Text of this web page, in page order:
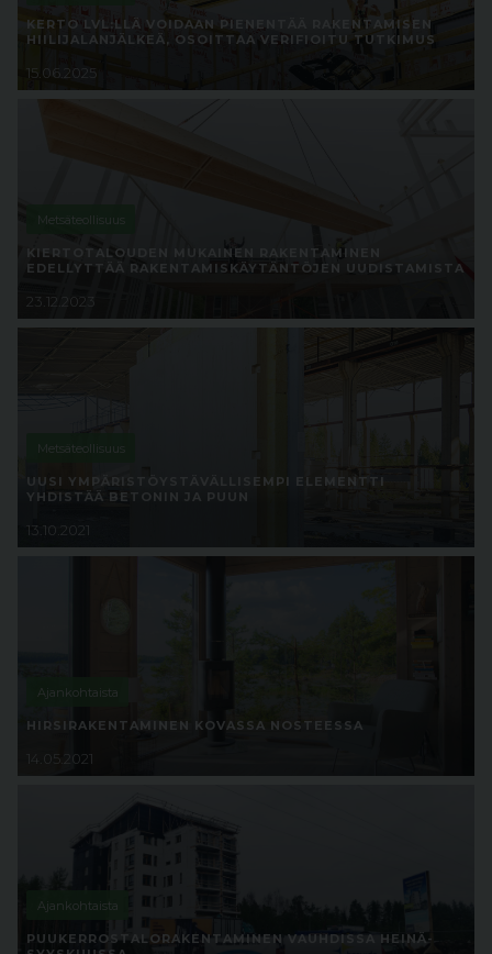
KERTO LVL:LLÄ VOIDAAN PIENENTÄÄ RAKENTAMISEN
HIILIJALANJÄLKEÄ, OSOITTAA VERIFIOITU TUTKIMUS
15.06.2025
Metsäteollisuus
KIERTOTALOUDEN MUKAINEN RAKENTAMINEN
EDELLYTTÄÄ RAKENTAMISKÄYTÄNTÖJEN UUDISTAMISTA
23.12.2023
Metsäteollisuus
UUSI YMPÄRISTÖYSTÄVÄLLISEMPI ELEMENTTI
YHDISTÄÄ BETONIN JA PUUN
13.10.2021
Ajankohtaista
HIRSIRAKENTAMINEN KOVASSA NOSTEESSA
14.05.2021
Ajankohtaista
PUUKERROSTALORAKENTAMINEN VAUHDISSA HEINÄ-